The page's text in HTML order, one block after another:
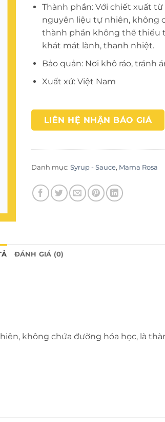
Thành phần: Với chiết xuất
nguyên liệu tự nhiên, không
thành phần không thể thiếu
khát mát lành, thanh nhiệt.
Bảo quản: Nơi khô ráo, tránh
Xuất xứ: Việt Nam
LIÊN HỆ NHẬN BÁO GIÁ
Danh mục: Syrup - Sauce, Mama Rosa
ĐÁNH GIÁ (0)
không chứa đường hóa học, là